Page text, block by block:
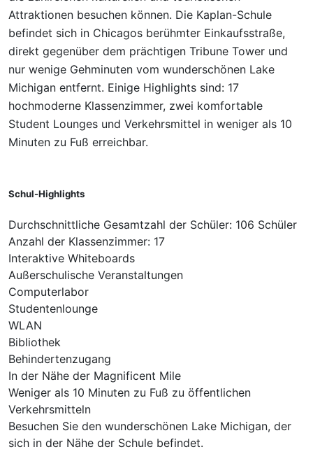
Attraktionen besuchen können. Die Kaplan-Schule
befindet sich in Chicagos berühmter Einkaufsstraße,
direkt gegenüber dem prächtigen Tribune Tower und
nur wenige Gehminuten vom wunderschönen Lake
Michigan entfernt. Einige Highlights sind: 17
hochmoderne Klassenzimmer, zwei komfortable
Student Lounges und Verkehrsmittel in weniger als 10
Minuten zu Fuß erreichbar.
Schul-Highlights
Durchschnittliche Gesamtzahl der Schüler: 106 Schüler
Anzahl der Klassenzimmer: 17
Interaktive Whiteboards
Außerschulische Veranstaltungen
Computerlabor
Studentenlounge
WLAN
Bibliothek
Behindertenzugang
In der Nähe der Magnificent Mile
Weniger als 10 Minuten zu Fuß zu öffentlichen
Verkehrsmitteln
Besuchen Sie den wunderschönen Lake Michigan, der
sich in der Nähe der Schule befindet.